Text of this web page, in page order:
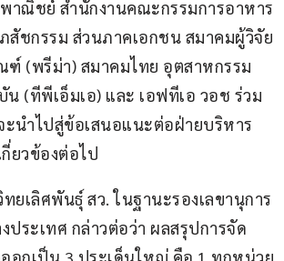
าณิชย์ สำนักงานคณะกรรมการอาหาร
สัชกรรม ส่วนภาคเอกชน สมาคมผู้วิจัย
(พรีม่า) สมาคมไทย อุตสาหกรรม
(ทีพีเอ็มเอ) และ เอฟทีเอ วอช ร่วม
ะนำไปสู่ข้อเสนอแนะต่อฝ่ายบริหาร
ยวข้องต่อไป
ยเลิศพันธุ์ สว. ในฐานะรองเลขานุการ
ประเทศ กล่าวต่อว่า ผลสรุปการจัด